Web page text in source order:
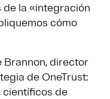
la «integración
cómo
Brannon, director
de OneTrust:
científicos de